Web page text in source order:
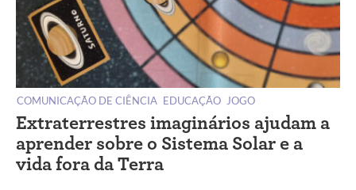
COMUNICAÇÃO DE CIÊNCIA EDUCAÇÃO JOGO
Extraterrestres imaginários ajudam a
aprender sobre o Sistema Solar e a
vida fora da Terra